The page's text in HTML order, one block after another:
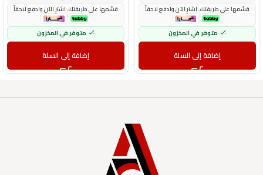
قسّمها على طريقتك. اشترِ الآن وادفع لاحقاً
متوفر في المخزون
إضافة إلى السلة
قسّمها على طريقتك. اشترِ الآن وادفع لاحقاً
متوفر في المخزون
إضافة إلى السلة